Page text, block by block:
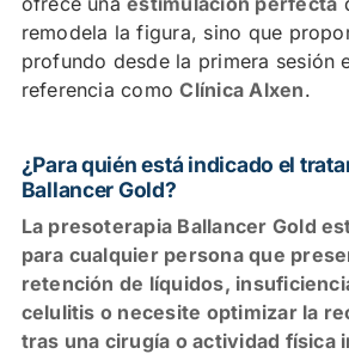
remodela la figura, sino que
profundo desde la primera sesión
referencia comoClínica Alxen.
¿Para quién está indicado el
Ballancer Gold?
La presoterapia Ballancer Gold
para cualquier persona que
retención de líquidos,
celulitis o necesite optimizar la
tras una cirugía o actividad física